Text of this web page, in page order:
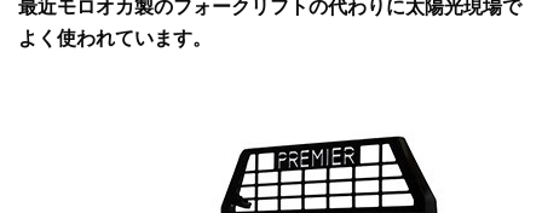
最近モロオカ製のフォークリフトの代わりに太陽光現場で
よく使われています。